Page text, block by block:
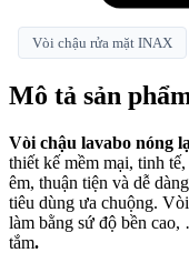
Vòi chậu rửa mặt INAX
Mô tả sản
Vòi chậu lavabo nóng
thiết kế mềm mại, tinh
êm, thuận tiện và dễ
tiêu dùng ưa chuộng.
làm bằng sứ độ bền
tắm.